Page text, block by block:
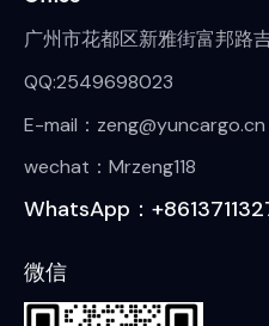
广州市花都区新雅街富邦路
QQ:2549698023
E-mail：zeng@yuncargo.cn
wechat：Mrzeng118
WhatsApp：
微信